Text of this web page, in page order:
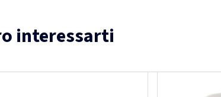
interessarti